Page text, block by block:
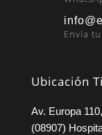
Envía
Ubicación
Av. Europa
(08907)